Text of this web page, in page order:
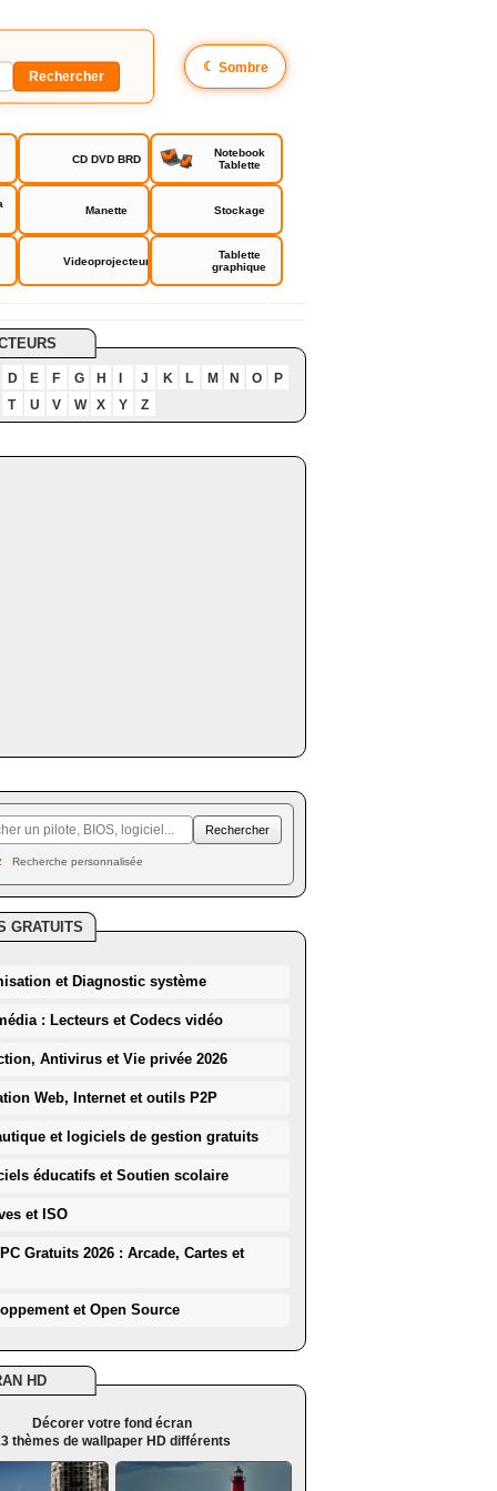
☾ Sombre
CD DVD BRD
Notebook
Tablette
Manette Stockage
Videoprojecteur
Tablette
graphique
D E F G H J K L M N O
P
T
U V W X Y Z
Recherche personnalisée
GRATUITS
et Diagnostic système
: Lecteurs et Codecs vidéo
Antivirus et Vie privée 2026
Web, Internet et outils P2P
et logiciels de gestion gratuits
éducatifs et Soutien scolaire
et ISO
Gratuits 2026 : Arcade, Cartes et
et Open Source
HD
Décorer votre fond écran
thèmes de wallpaper HD différents